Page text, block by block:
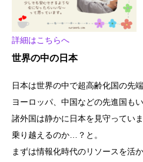
詳細はこちらへ
世界の中の日本
日本は世界の中で超高齢化国の先
ヨーロッパ、中国などの先進国も
諸外国は静かに日本を見守ってい
乗り越えるのか…？と。
まずは情報化時代のリソースを活